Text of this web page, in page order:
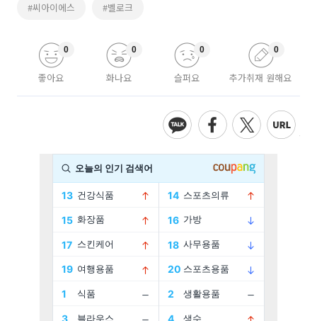
#씨아이에스 #벨로크
좋아요
0
화나요
0
슬퍼요
0
추가취재 원해요
0